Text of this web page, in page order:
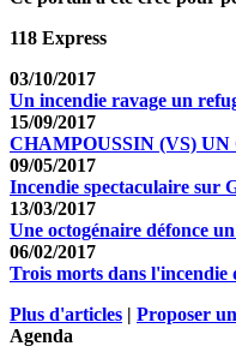
118 Express
03/10/2017
Un incendie ravage un
15/09/2017
CHAMPOUSSIN (VS)
09/05/2017
Incendie spectaculaire sur
13/03/2017
Une octogénaire défonce
06/02/2017
Trois morts dans l'incendie
Plus d'articles | Proposer
Agenda